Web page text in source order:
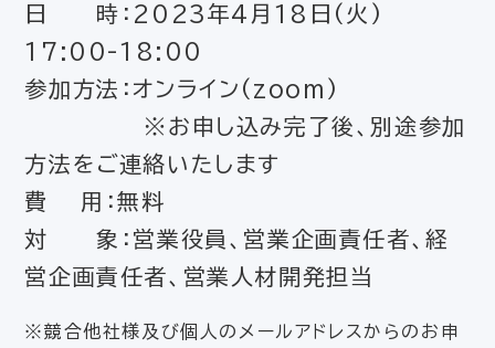
日 時：2023年4月18日(火)
17:00-18:00
参加方法：オンライン(zoom)
※お申し込み完了後、別途参加
方法をご連絡いたします
費 用：無料
対 象：営業役員、営業企画責任者、経
営企画責任者、営業人材開発担当
※競合他社様及び個人のメールアドレスからのお申